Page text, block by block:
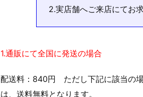
2.実店舗へご来店にてお
1.通販にて全国に発送の場合
配送料：840円 ただし下記に該当の
は、送料無料となります。